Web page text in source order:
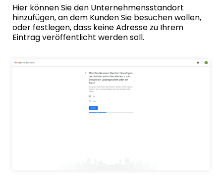
Hier können Sie den Unternehmensstandort
hinzufügen, an dem Kunden Sie besuchen wollen,
oder festlegen, dass keine Adresse zu Ihrem
Eintrag veröffentlicht werden soll.